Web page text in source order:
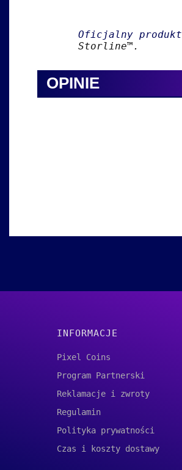
Oficjalny
Storline™.
OPINIE
Linki w stopce
INFORMACJE
Pixel Coins
Program Partnerski
Reklamacje i zwroty
Regulamin
Polityka prywatności
Czas i koszty dostawy